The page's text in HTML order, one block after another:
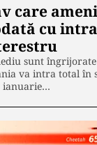
care
cu
sunt
va intra total în
ianuarie…